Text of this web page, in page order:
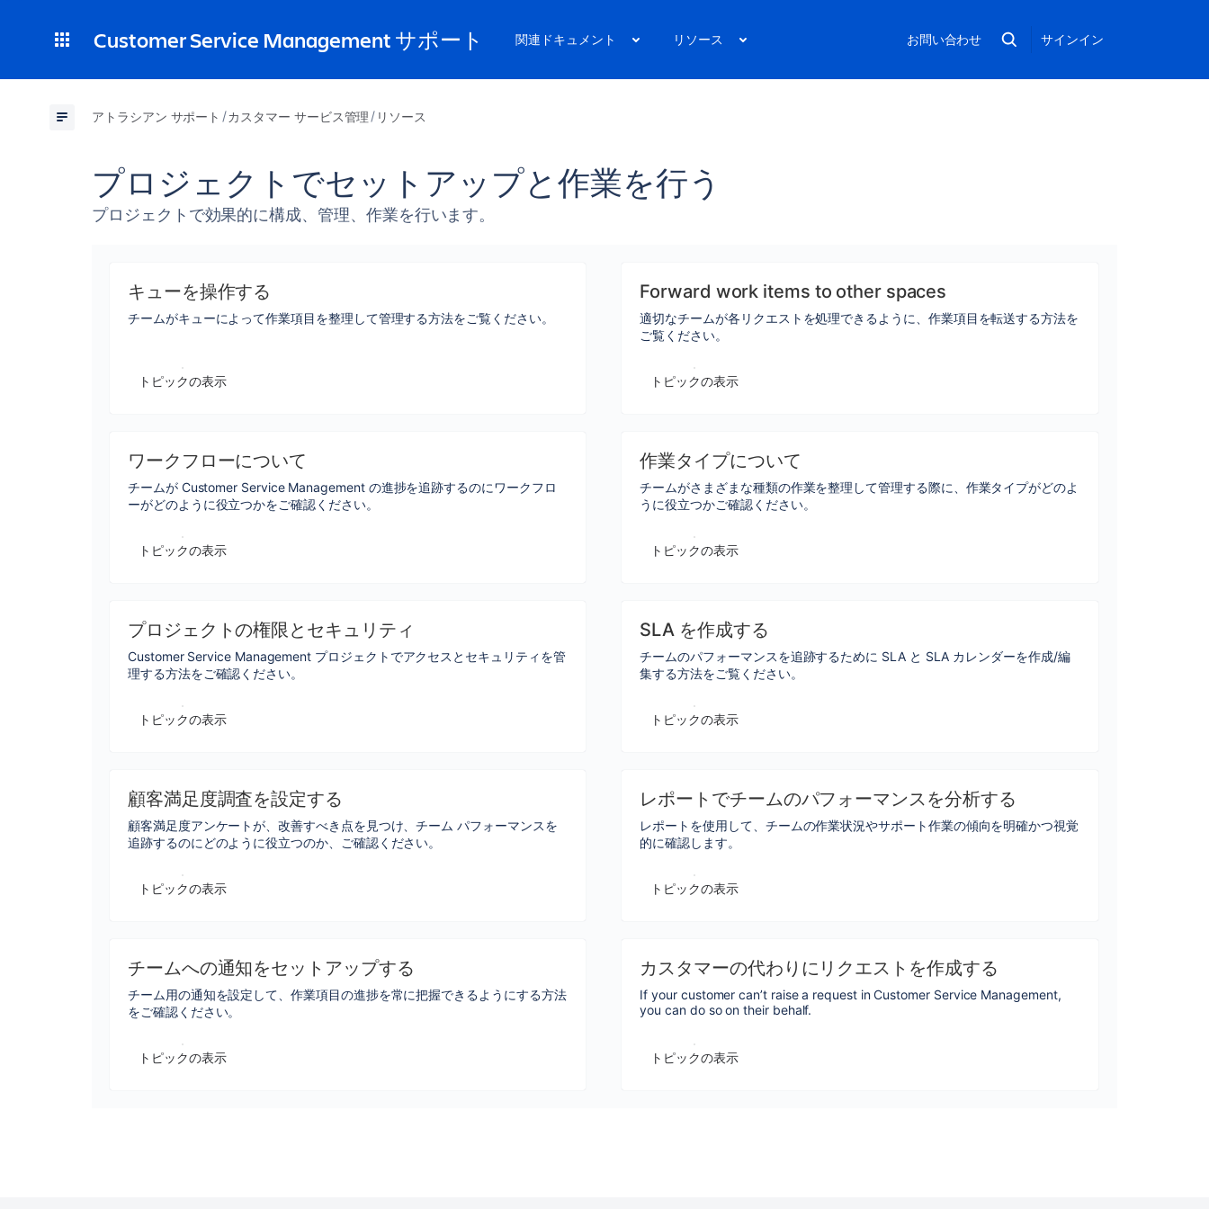
Customer Service Management サポート 関連ドキュメント リソース お問い合わせ サインイン
アトラシアン サポート カスタマー サービス管理 リソース
プロジェクトでセットアップと作業を行う
プロジェクトで効果的に構成、管理、作業を行います。
キューを操作する
チームがキューによって作業項目を整理して管理する方法をご覧ください。
トピックの表示
Forward work items to other spaces
適切なチームが各リクエストを処理できるように、作業項目を転送する方法を
ご覧ください。
トピックの表示
ワークフローについて
チームが Customer Service Management の進捗を追跡するのにワークフロ
ーがどのように役立つかをご確認ください。
トピックの表示
作業タイプについて
チームがさまざまな種類の作業を整理して管理する際に、作業タイプがどのよ
うに役立つかご確認ください。
トピックの表示
プロジェクトの権限とセキュリティ
Customer Service Management プロジェクトでアクセスとセキュリティを管
理する方法をご確認ください。
トピックの表示
SLA を作成する
チームのパフォーマンスを追跡するために SLA と SLA カレンダーを作成/編
集する方法をご覧ください。
トピックの表示
顧客満足度調査を設定する
顧客満足度アンケートが、改善すべき点を見つけ、チーム パフォーマンスを
追跡するのにどのように役立つのか、ご確認ください。
トピックの表示
レポートでチームのパフォーマンスを分析する
レポートを使用して、チームの作業状況やサポート作業の傾向を明確かつ視覚
的に確認します。
トピックの表示
チームへの通知をセットアップする
チーム用の通知を設定して、作業項目の進捗を常に把握できるようにする方法
をご確認ください。
トピックの表示
カスタマーの代わりにリクエストを作成する
If your customer can’t raise a request in Customer Service Management,
you can do so on their behalf.
トピックの表示